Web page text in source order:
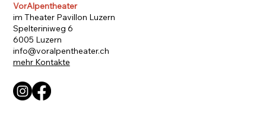
VorAlpentheater
im Theater Pavillon Luzern
Spelteriniweg 6
6005 Luzern
info@voralpentheater.ch
mehr Kontakte